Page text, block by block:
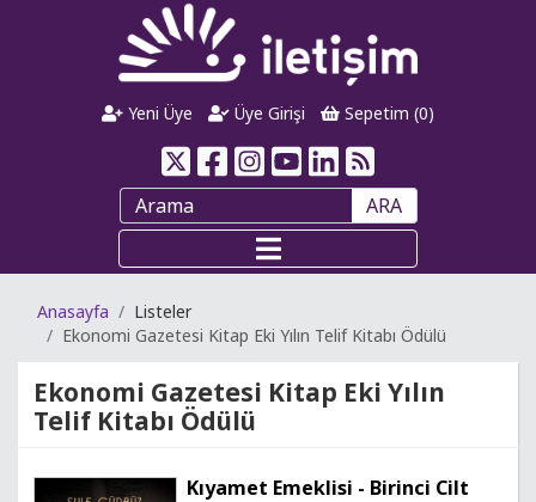
Yeni Üye Üye Girişi Sepetim (0)
ARA
Anasayfa
Listeler
Ekonomi Gazetesi Kitap Eki Yılın Telif Kitabı Ödülü
Ekonomi Gazetesi Kitap Eki Yılın
Telif Kitabı Ödülü
Kıyamet Emeklisi - Birinci Cilt